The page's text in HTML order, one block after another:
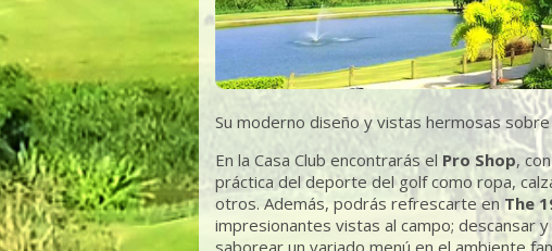
Su moderno diseño y vistas hermosas
En la Casa Club encontrarás el Pro Shop,
práctica del deporte del golf como ropa,
otros. Además, podrás refrescarte en The
impresionantes vistas al campo; descansar
saborear un variado menú en el ambiente